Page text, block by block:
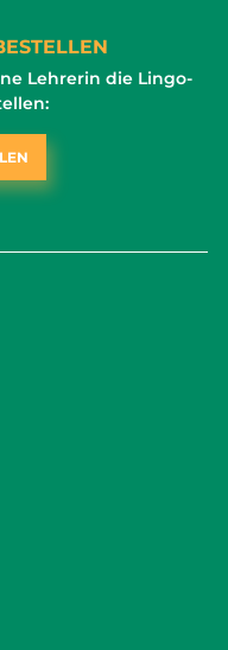
Lehrerin die Lingo-